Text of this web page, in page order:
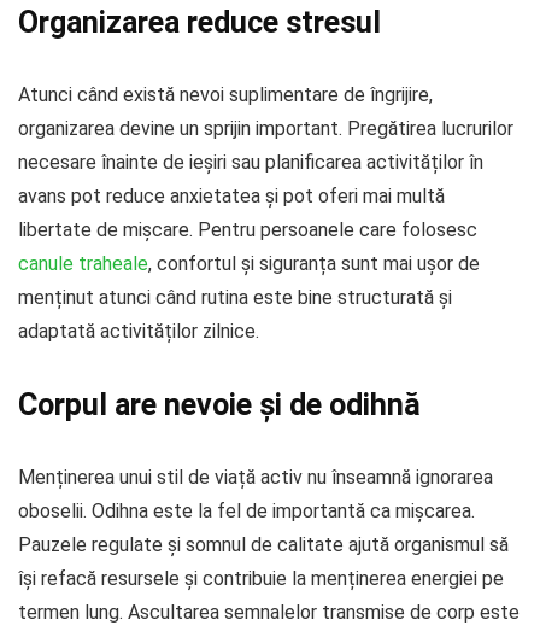
Organizarea reduce stresul
Atunci când există nevoi suplimentare de îngrijire,
organizarea devine un sprijin important. Pregătirea lucrurilor
necesare înainte de ieșiri sau planificarea activităților în
avans pot reduce anxietatea și pot oferi mai multă
libertate de mișcare. Pentru persoanele care folosesc
canule traheale, confortul și siguranța sunt mai ușor de
menținut atunci când rutina este bine structurată și
adaptată activităților zilnice.
Corpul are nevoie și de odihnă
Menținerea unui stil de viață activ nu înseamnă ignorarea
oboselii. Odihna este la fel de importantă ca mișcarea.
Pauzele regulate și somnul de calitate ajută organismul să
își refacă resursele și contribuie la menținerea energiei pe
termen lung. Ascultarea semnalelor transmise de corp este